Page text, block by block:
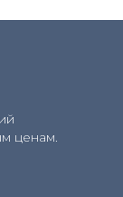
ценам.